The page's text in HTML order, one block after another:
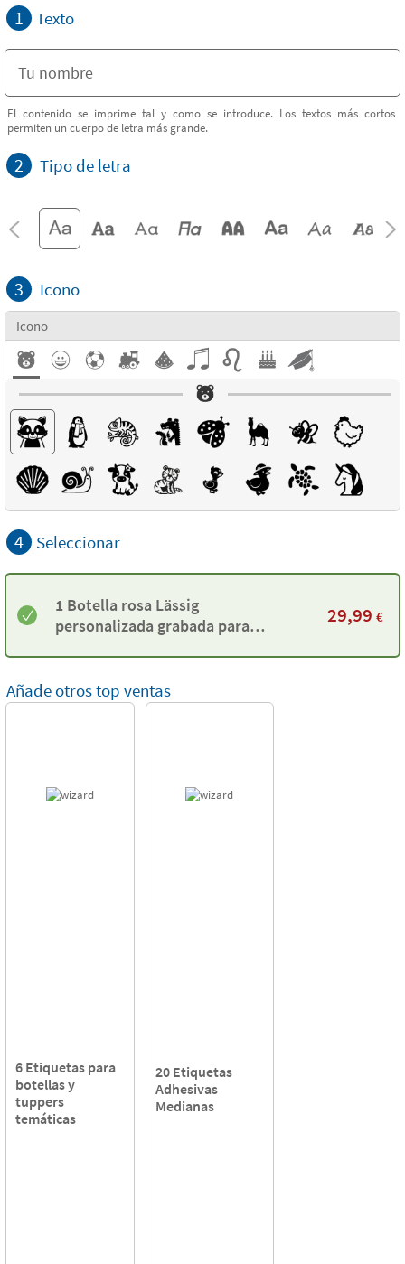
1 Texto
El contenido se imprime tal y como se introduce. Los textos más cortos
permiten un cuerpo de letra más grande.
2 Tipo de letra
3 Icono
Icono
4 Seleccionar
1 Botella rosa Lässig
personalizada grabada para
29,99 €
Añade otros top ventas
6 Etiquetas para
botellas y
tuppers
temáticas
20 Etiquetas
Adhesivas
Medianas